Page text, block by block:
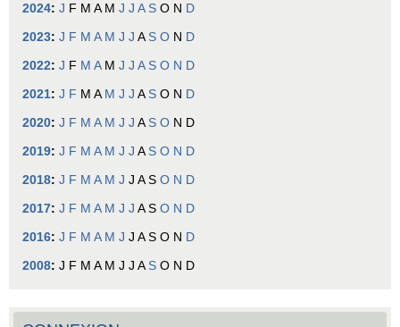
2024: J F M A M J J A S O N D
2023: J F M A M J J A S O N D
2022: J F M A M J J A S O N D
2021: J F M A M J J A S O N D
2020: J F M A M J J A S O N D
2019: J F M A M J J A S O N D
2018: J F M A M J J A S O N D
2017: J F M A M J J A S O N D
2016: J F M A M J J A S O N D
2008: J F M A M J J A S O N D